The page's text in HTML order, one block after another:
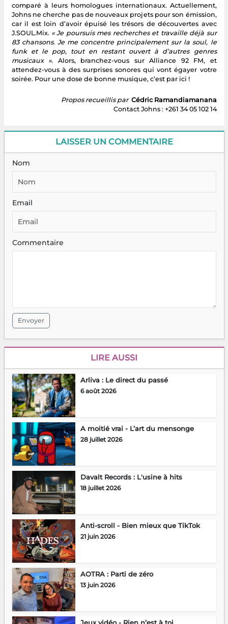
comparé à leurs homologues internationaux. Actuellement,
Johns ne cherche pas de nouveaux projets pour son émission,
car il est loin d’avoir épuisé les trésors de découvertes avec
J.SOUL.Mix. « Je poursuis mes recherches et travaille déjà sur
83 chansons. Je me concentre principalement sur la soul, le
funk et le pop, tout en restant ouvert à d’autres genres
musicaux ». Alors, branchez-vous sur Alliance 92 FM, et
attendez-vous à des surprises sonores qui vont égayer votre
soirée. Pour une dose de bonne musique, c’est par ici !
Propos recueillis par Cédric Ramandiamanana
Contact Johns : +261 34 05 102 14
LAISSER UN COMMENTAIRE
Nom
Email
Commentaire
Envoyer
LIRE AUSSI
Arliva : Le direct du passé
6 août 2026
A moitié vrai - L’art du mensonge
28 juillet 2026
Davalt Records : L'usine à hits
18 juillet 2026
Anti-scroll - Bien mieux que TikTok
21 juin 2026
AOTRA : Parti de zéro
13 juin 2026